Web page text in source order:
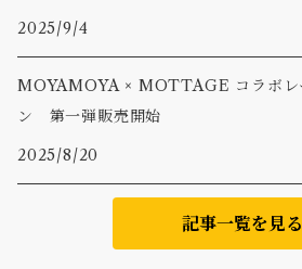
2025/9/4
MOYAMOYA × MOTTAGE コラボレ
ン 第一弾販売開始
2025/8/20
記事一覧を見る